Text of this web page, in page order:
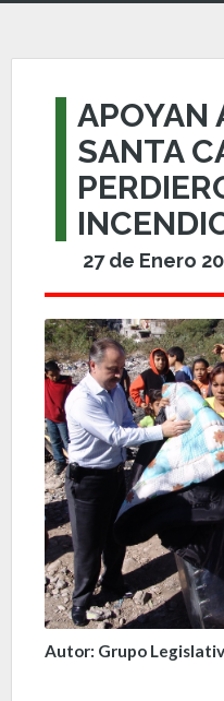
APOYAN
SANTA
27 de Enero
Autor: Grupo